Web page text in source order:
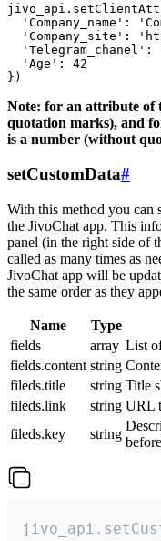
'Company_name':
'Company_site':
'Telegram_chanel':
  'Age': 42
Note: for an attribute of
quotation marks), and
is a number (without
setCustomData#
With this method you can
the JivoChat app. This
panel (in the right side of
called as many times as
JivoChat app will be
the same order as they
Name Type
fields
array List
fields.content string
fileds.title
string Title
fileds.link
string URL
fileds.key
string